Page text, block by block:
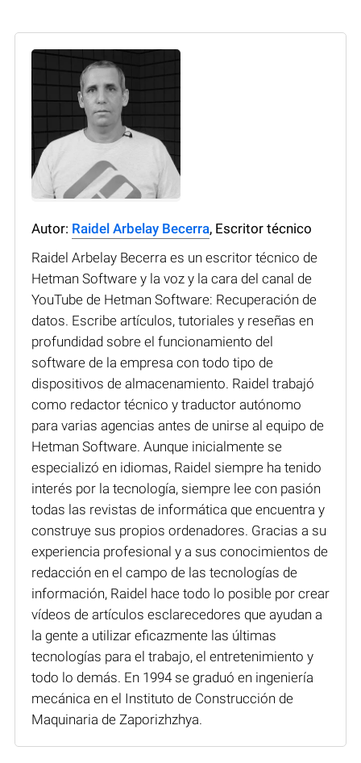
Autor: Raidel Arbelay Becerra, Escritor técnico
Raidel Arbelay Becerra es un escritor técnico de
Hetman Software y la voz y la cara del canal de
YouTube de Hetman Software: Recuperación de
datos. Escribe artículos, tutoriales y reseñas en
profundidad sobre el funcionamiento del
software de la empresa con todo tipo de
dispositivos de almacenamiento. Raidel trabajó
como redactor técnico y traductor autónomo
para varias agencias antes de unirse al equipo de
Hetman Software. Aunque inicialmente se
especializó en idiomas, Raidel siempre ha tenido
interés por la tecnología, siempre lee con pasión
todas las revistas de informática que encuentra y
construye sus propios ordenadores. Gracias a su
experiencia profesional y a sus conocimientos de
redacción en el campo de las tecnologías de
información, Raidel hace todo lo posible por crear
vídeos de artículos esclarecedores que ayudan a
la gente a utilizar eficazmente las últimas
tecnologías para el trabajo, el entretenimiento y
todo lo demás. En 1994 se graduó en ingeniería
mecánica en el Instituto de Construcción de
Maquinaria de Zaporizhzhya.